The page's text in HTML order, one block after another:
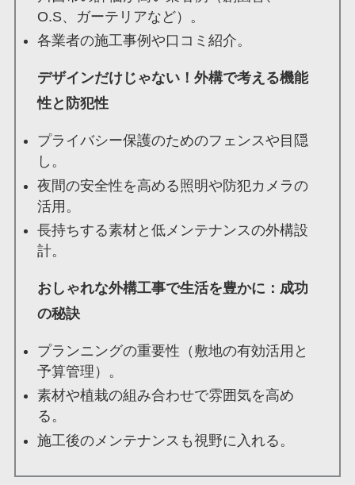
O.S、ガーテリアなど）。
各業者の施工事例や口コミ紹介。
デザインだけじゃない！外構で考える機能
性と防犯性
プライバシー保護のためのフェンスや目隠
し。
夜間の安全性を高める照明や防犯カメラの
活用。
長持ちする素材と低メンテナンスの外構設
計。
おしゃれな外構工事で生活を豊かに：成功
の秘訣
プランニングの重要性（敷地の有効活用と
予算管理）。
素材や植栽の組み合わせで雰囲気を高め
る。
施工後のメンテナンスも視野に入れる。